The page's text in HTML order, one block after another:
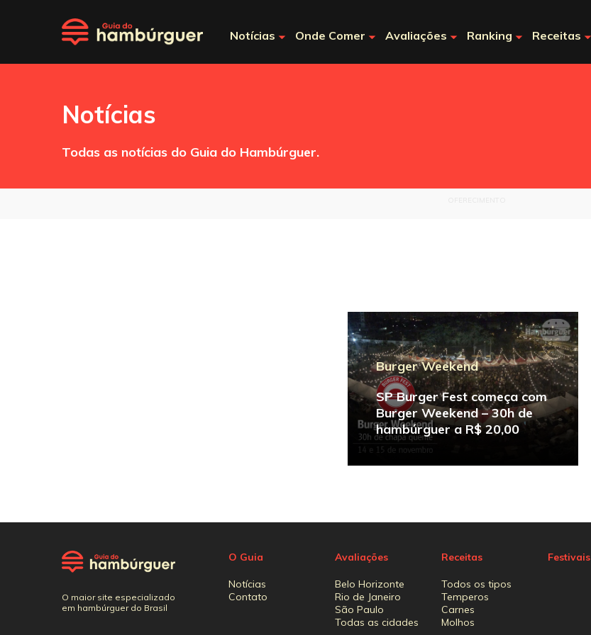
Notícias Onde Comer Avaliações Ranking Receitas
Notícias
Todas as notícias do Guia do Hambúrguer.
Burger Weekend
SP Burger Fest começa com
Burger Weekend – 30h de
hambúrguer a R$ 20,00
O maior site especializado
em hambúrguer do Brasil
O Guia
Notícias
Contato
Avaliações
Belo Horizonte
Rio de Janeiro
São Paulo
Todas as cidades
Receitas
Todos os tipos
Temperos
Carnes
Molhos
Festivais